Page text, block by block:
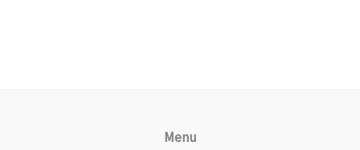
Menu